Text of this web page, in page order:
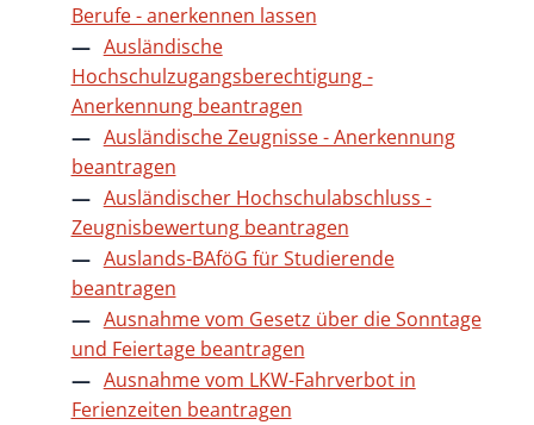
Berufe - anerkennen lassen
Ausländische
Hochschulzugangsberechtigung -
Anerkennung beantragen
Ausländische Zeugnisse - Anerkennung
beantragen
Ausländischer Hochschulabschluss -
Zeugnisbewertung beantragen
Auslands-BAföG für Studierende
beantragen
Ausnahme vom Gesetz über die Sonntage
und Feiertage beantragen
Ausnahme vom LKW-Fahrverbot in
Ferienzeiten beantragen